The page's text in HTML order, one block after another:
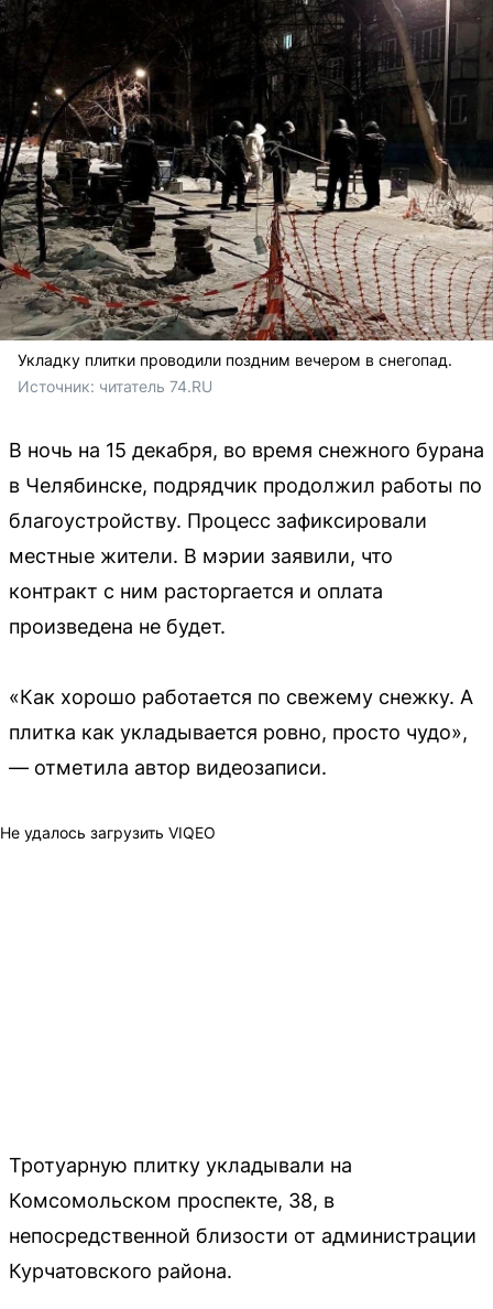
Укладку плитки проводили поздним вечером в снегопад.
Источник: читатель 74.RU
В ночь на 15 декабря, во время снежного бурана
в Челябинске, подрядчик продолжил работы по
благоустройству. Процесс зафиксировали
местные жители. В мэрии заявили, что
контракт с ним расторгается и оплата
произведена не будет.
«Как хорошо работается по свежему снежку. А
плитка как укладывается ровно, просто чудо»,
— отметила автор видеозаписи.
Не удалось загрузить VIQEO
Тротуарную плитку укладывали на
Комсомольском проспекте, 38, в
непосредственной близости от администрации
Курчатовского района.